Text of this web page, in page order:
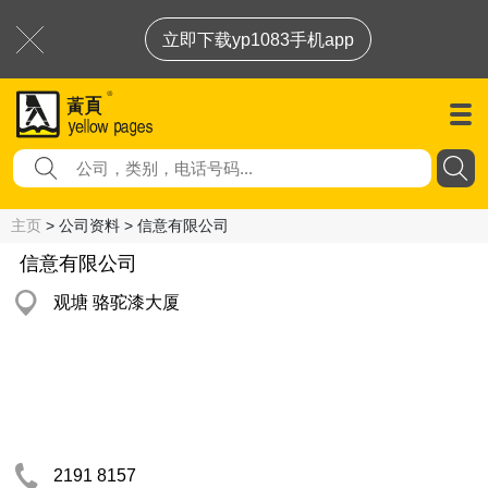
立即下载yp1083手机app
主页 > 公司资料 > 信意有限公司
信意有限公司
观塘 骆驼漆大厦
2191 8157